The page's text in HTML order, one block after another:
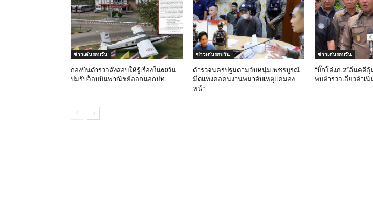
ข่าวเด่นรอบวัน
กองบินตำรวจสั่งสอบให้รู้เรื่องใน60วัน
ปมรับจ็อบบินพาณิชย์ออกนอกปท.
ข่าวเด่นรอบวัน
ตำรวจนครปฐมตามจับหนุ่มเพชรบูรณ์
มีดแทงคอคนงานพม่าดับเหตุแค่มอง
หน้า
ข่าวเด่นรอบวัน
“บิ๊กโด่งภ.2”ลั่นคดีอุ้
พบตำรวจเอี่ยวดำเ